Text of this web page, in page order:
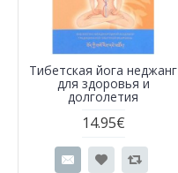
Тибетская йога неджанг
для здоровья и
долголетия
14.95€